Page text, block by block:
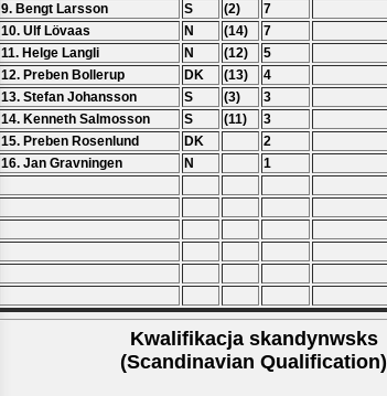
9. Bengt Larsson
S (2)
7
10. Ulf Lövaas
N (14)
7
11. Helge Langli
N (12)
5
12. Preben Bollerup
DK (13)
4
13. Stefan Johansson
S (3)
3
14. Kenneth Salmosson
S (11)
3
15. Preben Rosenlund
DK
2
16. Jan Gravningen
N 1
Kwalifikacja skandynwsks
(Scandinavian Qualification)